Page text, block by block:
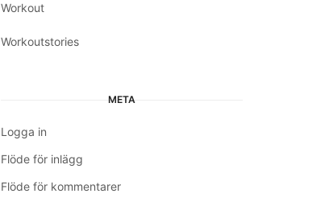
Workout
Workoutstories
META
Logga in
Flöde för inlägg
Flöde för kommentarer